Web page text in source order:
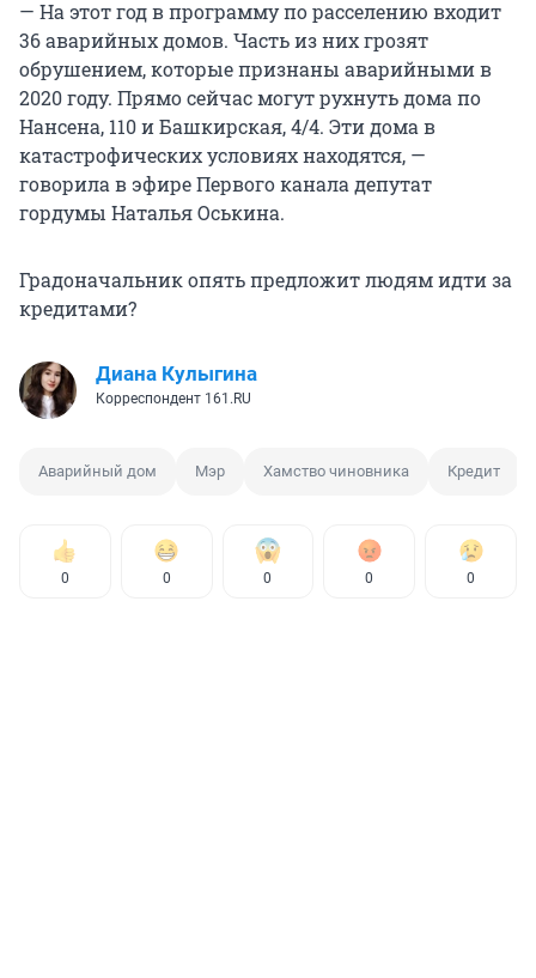
— На этот год в программу по расселению входит
36 аварийных домов. Часть из них грозят
обрушением, которые признаны аварийными в
2020 году. Прямо сейчас могут рухнуть дома по
Нансена, 110 и Башкирская, 4/4. Эти дома в
катастрофических условиях находятся, —
говорила в эфире Первого канала депутат
гордумы Наталья Оськина.
Градоначальник опять предложит людям идти за
кредитами?
Диана Кулыгина
Корреспондент 161.RU
Аварийный дом Мэр Хамство чиновника Кредит
0 0 0 0 0